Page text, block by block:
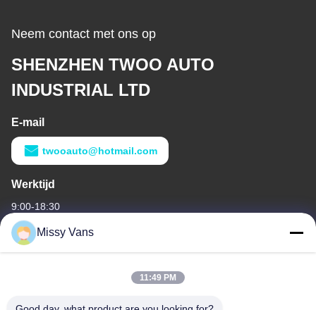
Neem contact met ons op
SHENZHEN TWOO AUTO
INDUSTRIAL LTD
E-mail
twooauto@hotmail.com
Werktijd
9:00-18:30
Ons adres
No 8028, Jincheng Industrial Center, South Lixin Rd, Fuyong
Missy Vans
11:49 PM